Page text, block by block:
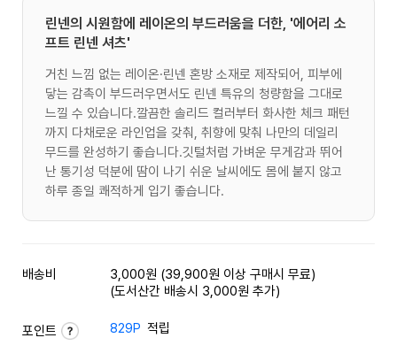
린넨의 시원함에 레이온의 부드러움을 더한, '에어리 소
프트 린넨 셔츠'
거친 느낌 없는 레이온·린넨 혼방 소재로 제작되어, 피부에
닿는 감촉이 부드러우면서도 린넨 특유의 청량함을 그대로
느낄 수 있습니다.깔끔한 솔리드 컬러부터 화사한 체크 패턴
까지 다채로운 라인업을 갖춰, 취향에 맞춰 나만의 데일리
무드를 완성하기 좋습니다.깃털처럼 가벼운 무게감과 뛰어
난 통기성 덕분에 땀이 나기 쉬운 날씨에도 몸에 붙지 않고
하루 종일 쾌적하게 입기 좋습니다.
배송비
3,000원 (39,900원 이상 구매시 무료)
(도서산간 배송시 3,000원 추가)
포인트 829P 적립